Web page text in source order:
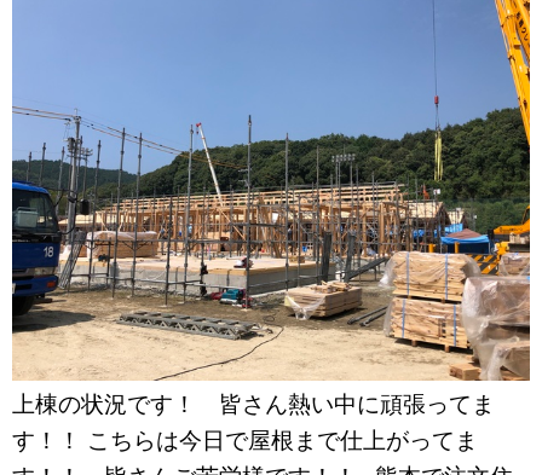
上棟の状況です！ 皆さん熱い中に頑張ってま
す！！ こちらは今日で屋根まで仕上がってま